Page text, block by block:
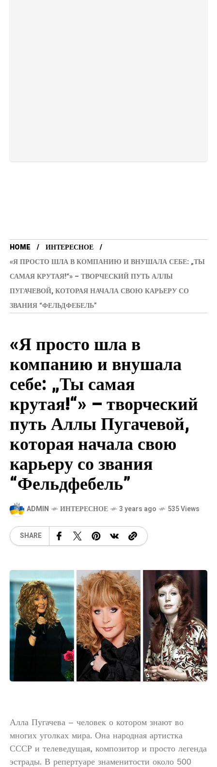
HOME
ИНТЕРЕСНОЕ
«Я ПРОСТО ШЛА В КОМПАНИЮ И ВНУШАЛА СЕБЕ: „ТЫ
САМАЯ КРУТАЯ!“» – ТВОРЧЕСКИЙ ПУТЬ АЛЛЫ
ПУГАЧЕВОЙ, КОТОРАЯ НАЧАЛА СВОЮ КАРЬЕРУ СО
ЗВАНИЯ “ФЕЛЬДФЕБЕЛЬ”
«Я просто шла в
компанию и внушала
себе: „Ты самая
крутая!“» – творческий
путь Аллы Пугачевой,
которая начала свою
карьеру со звания
“Фельдфебель”
ADMIN ИНТЕРЕСНОЕ 3 years ago 535 Views
SHARE
Алла Пугачева – человек о котором знают во
многих уголках мира. Она народная артистка
СССР и телеведущая, композитор и просто легенда
эстрады. В репертуаре знаменитости около 500